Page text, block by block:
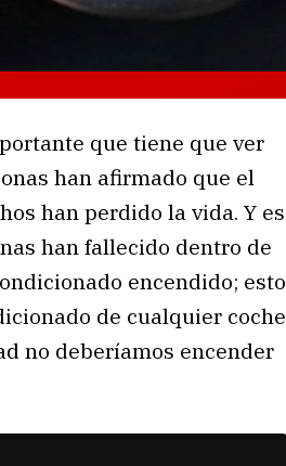
que tiene que ver
han afirmado que el
han perdido la vida. Y es
han fallecido dentro de
encendido; esto
de cualquier coche
no deberíamos encender